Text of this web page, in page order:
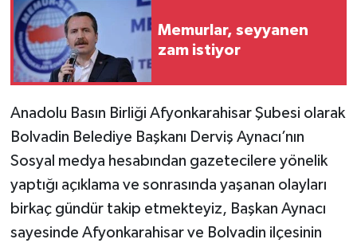
Memurlar, seyyanen
zam istiyor
Anadolu Basın Birliği Afyonkarahisar Şubesi olarak
Bolvadin Belediye Başkanı Derviş Aynacı’nın
Sosyal medya hesabından gazetecilere yönelik
yaptığı açıklama ve sonrasında yaşanan olayları
birkaç gündür takip etmekteyiz, Başkan Aynacı
sayesinde Afyonkarahisar ve Bolvadin ilçesinin